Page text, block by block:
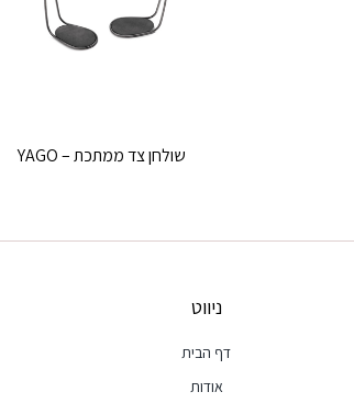
שולחן צד ממתכת – YAGO
ניווט
דף הבית
אודות